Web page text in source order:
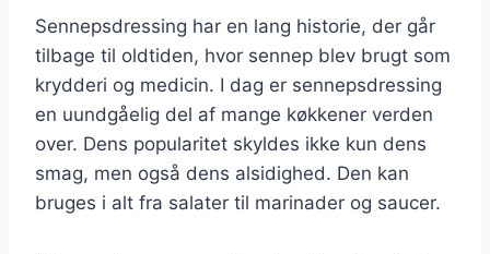
Sennepsdressing har en lang historie, der går
tilbage til oldtiden, hvor sennep blev brugt som
krydderi og medicin. I dag er sennepsdressing
en uundgåelig del af mange køkkener verden
over. Dens popularitet skyldes ikke kun dens
smag, men også dens alsidighed. Den kan
bruges i alt fra salater til marinader og saucer.